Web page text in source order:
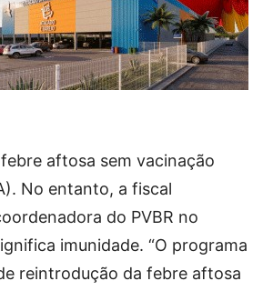
aftosa sem vacinação
No entanto, a fiscal
do PVBR no
imunidade. “O programa
reintrodução da febre aftosa